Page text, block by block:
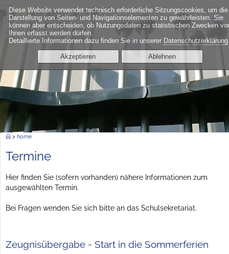
Diese Website verwendet technisch erforderliche Sitzungscookies, um die
Darstellung von Seiten- und Navigationselementen zu gewährleisten. Sie
können aber entscheiden, ob Nutzungsdaten zu statistischen Zwecken
Ihnen erfasst werden dürfen.
Detaillierte Informationen dazu finden Sie in unserer Datenschutzerklärung
Akzeptieren Ablehnen
-->
Georg-Friedrich-Händel-Gymnasium
Berlin Friedrichshain
Frankfurter Allee 6a
≡
> home
Termine
Hier finden Sie (sofern vorhanden) nähere Informationen zum
ausgewählten Termin.
Bei Fragen wenden Sie sich bitte an das Schulsekretariat.
Zeugnisübergabe - Start in die Sommerferien